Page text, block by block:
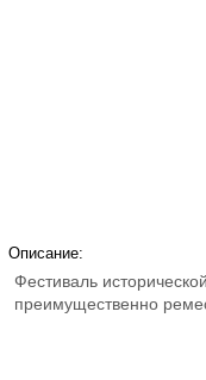
Описание:
Фестиваль
преимущественно